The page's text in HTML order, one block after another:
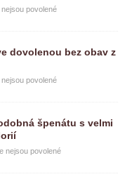
povolené
dovolenou bez obav z
povolené
špenátu s velmi
nejsou povolené